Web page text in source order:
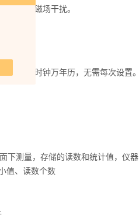
体和强磁场干扰。
选内部时钟万年历，无需每次设置。
下测量，存储的读数和统计值，仪
值、读数个数